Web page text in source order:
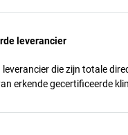
leverancier
die zijn totale
erkende gecertificeerde